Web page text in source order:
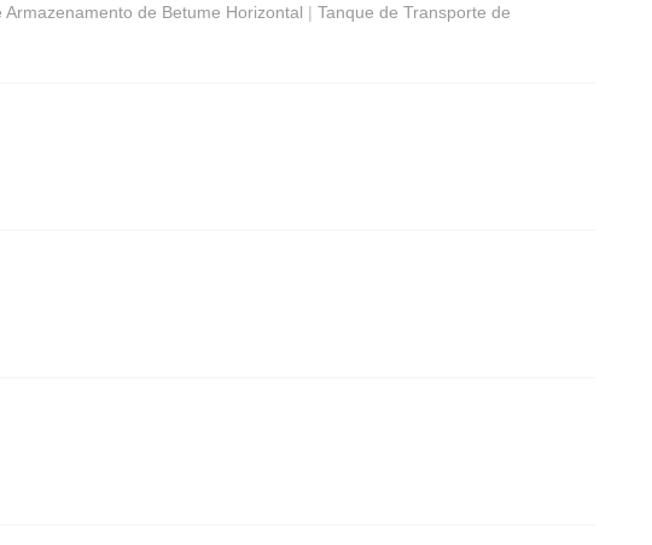
Armazenamento de Betume Horizontal | Tanque de Transporte de